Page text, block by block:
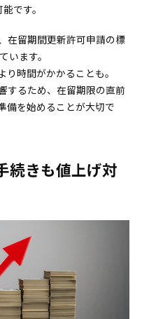
です。
在留期間更新許可申請の標
います。
時間がかかることも。
するため、在留期限の直前
備を始めることが大切で
続きも値上げ対